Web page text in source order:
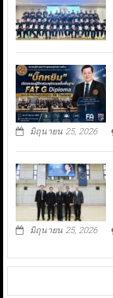
มิถุนายน 25, 2026
มิถุนายน 25, 2026